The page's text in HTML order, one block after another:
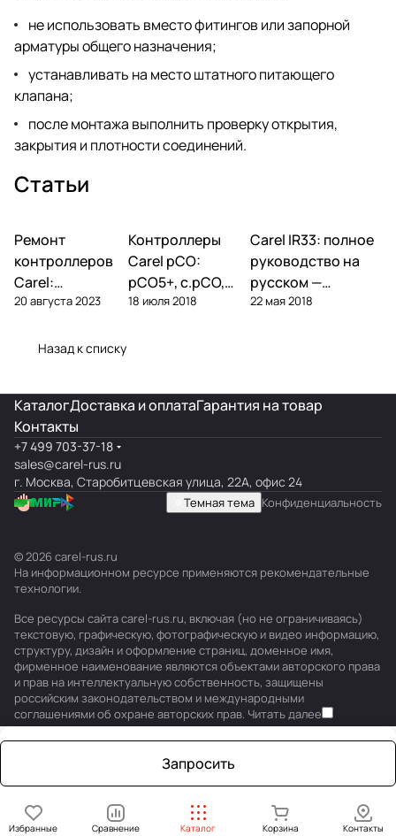
не использовать вместо фитингов или запорной
арматуры общего назначения;
устанавливать на место штатного питающего
клапана;
после монтажа выполнить проверку открытия,
закрытия и плотности соединений.
Статьи
Автоматика и
контроллеры
Ремонт
контроллеров
Carel:
диагностика
поломок и
20 августа 2023
Автоматика и
контроллеры
Контроллеры
Carel pCO:
pCO5+, c.pCO,
pCO mini —
18 июля 2018
Автоматика и
контроллеры
Carel IR33: полное
руководство на
русском —
параметры,
22 мая 2018
Назад к списку
Запросить
Избранные Сравнение Каталог Корзина Контакты
КаталогДоставка и оплатаГарантия на товар
Контакты
+7 499 703-37-18
sales@carel-rus.ru
г. Москва, Старобитцевская улица, 22А, офис 24
Темная тема Конфиденциальность
© 2026 carel-rus.ru
На информационном ресурсе применяются рекомендательные
технологии.
Все ресурсы сайта carel-rus.ru, включая (но не ограничиваясь)
текстовую, графическую, фотографическую и видео информацию,
структуру, дизайн и оформление страниц, доменное имя,
фирменное наименование являются объектами авторского права
и прав на интеллектуальную собственность, защищены
российским законодательством и международными
соглашениями об охране авторских прав. Читать далее